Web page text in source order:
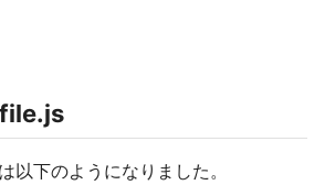
以下のようになりました。